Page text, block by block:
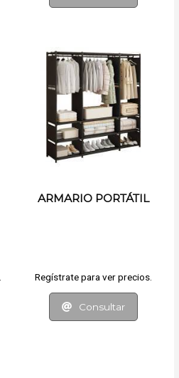
ARMARIO PORTÁTIL
Regístrate para ver precios.
Consultar